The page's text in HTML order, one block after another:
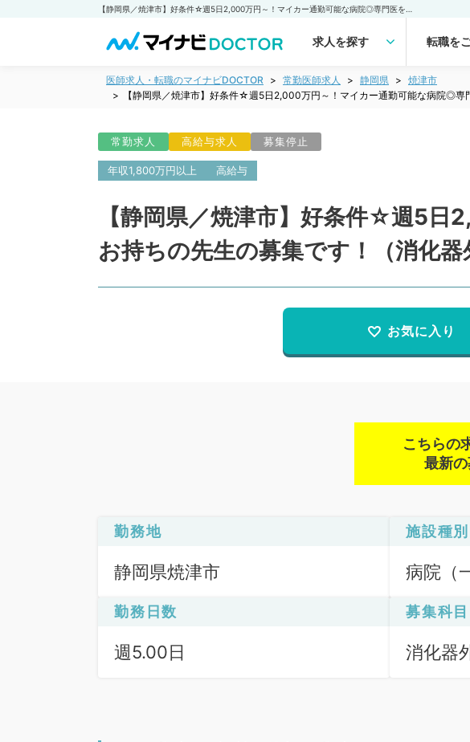
求人を探す 転職を
医師求人・転職のマイナビDOCTOR 常勤医師求人 静岡県
焼津市
【静岡県／焼津市】好条件☆週5日2,000万円～！マイカー通勤可能な病院◎専
常勤求人 高給与求人 募集停止
年収1,800万円以上 高給与
【静岡県／焼津市】好条件☆週5
お持ちの先生の募集です！（消化器
お気に入り
こちらの
最新の
勤務地
静岡県焼津市
施設種別
病院（
勤務日数
週5.00日
募集科目
消化器